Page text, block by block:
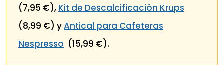
(7,95 €), Kit de Descalcificación Krups
(8,99 €) yAntical para Cafeteras
Nespresso (15,99 €).